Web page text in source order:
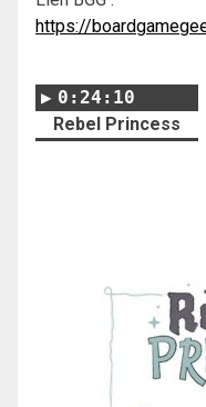
https://
0:24:10
Rebel Princess